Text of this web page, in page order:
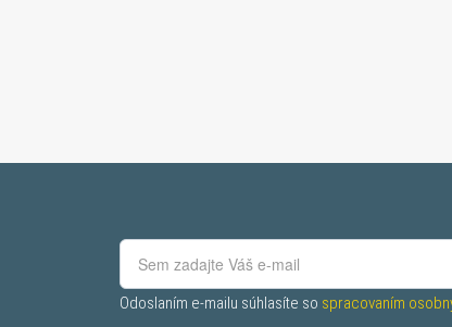
Odoslaním e-mailu súhlasíte so spracovaním